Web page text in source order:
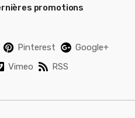
promotions
Pinterest
Google+
Vimeo RSS